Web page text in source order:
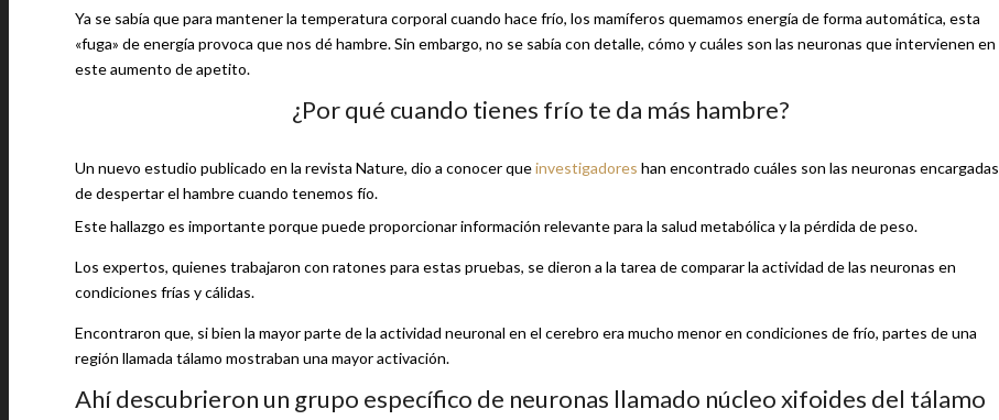
Ya se sabía que para mantener la temperatura corporal cuando hace frío, los mamíferos quemamos energía de forma automática, esta
«fuga» de energía provoca que nos dé hambre. Sin embargo, no se sabía con detalle, cómo y cuáles son las neuronas que intervienen en
este aumento de apetito.
¿Por qué cuando tienes frío te da más hambre?
Un nuevo estudio publicado en la revista Nature, dio a conocer queinvestigadores han encontrado cuáles son las neuronas encargadas
de despertar el hambre cuando tenemos fío.
Este hallazgo es importante porque puede proporcionar información relevante para la salud metabólica y la pérdida de peso.
Los expertos, quienes trabajaron con ratones para estas pruebas, se dieron a la tarea de comparar la actividad de las neuronas en
condiciones frías y cálidas.
Encontraron que, si bien la mayor parte de la actividad neuronal en el cerebro era mucho menor en condiciones de frío, partes de una
región llamada tálamo mostraban una mayor activación.
Ahí descubrieron un grupo específico de neuronas llamado núcleo xifoides del tálamo